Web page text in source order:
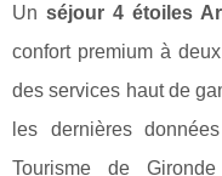
Un séjour 4 étoiles
confort premium à
des services haut de
les dernières
Tourisme de